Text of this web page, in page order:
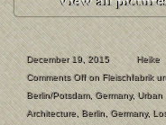
December 19, 2015
Heike
Comments Offon Fleischfabrik
Berlin/Potsdam,Germany,Urban
Architecture,Berlin,Germany,